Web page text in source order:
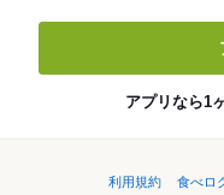
アプリなら1
利用規約 食べロ